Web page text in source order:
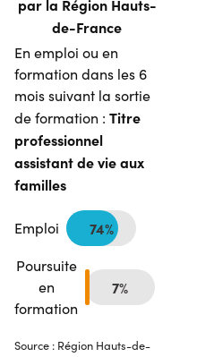
par la Région Hauts-
de-France
En emploi ou en
formation dans les 6
mois suivant la sortie
de formation : Titre
professionnel
assistant de vie aux
familles
Emploi 74%
Poursuite
en
formation
7%
Source : Région Hauts-de-